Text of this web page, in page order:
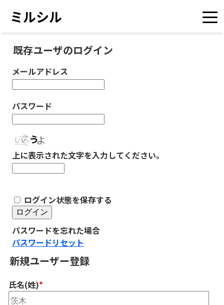
ミルシル
既存ユーザのログイン
メールアドレス
パスワード
上に表示された文字を入力してください。
ログイン状態を保存する
パスワードを忘れた場合
パスワードリセット
新規ユーザー登録
氏名(姓)*